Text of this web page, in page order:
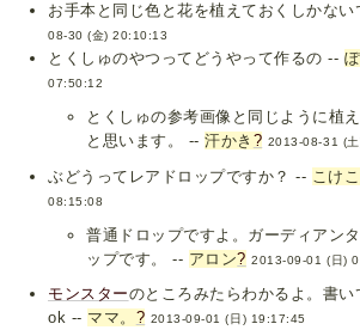
お手本と同じ色と花を植えておくしかない
08-30 (金) 20:10:13
とくしゅのやつってどうやって作るの --
07:50:12
とくしゅの参考画像と同じように植
と思います。 --汗かき ? 2013-08-31 (
ぶどうってレアドロップですか？ -- こけ
08:15:08
普通ドロップですよ。ガーディアン
ップです。 -- アロン? 2013-09-01 (日)
モンスターのところみたらわかるよ。書
ok -- ママ。 ? 2013-09-01 (日) 19:17:45